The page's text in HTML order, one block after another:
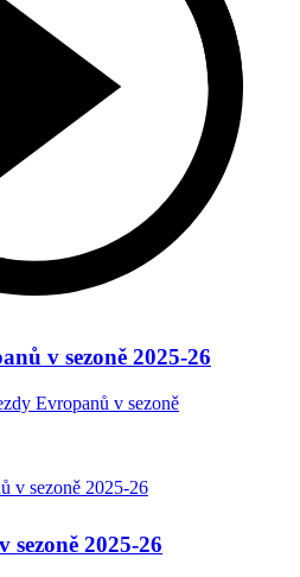
v sezoně 2025-26
Evropanů v sezoně
2025-26